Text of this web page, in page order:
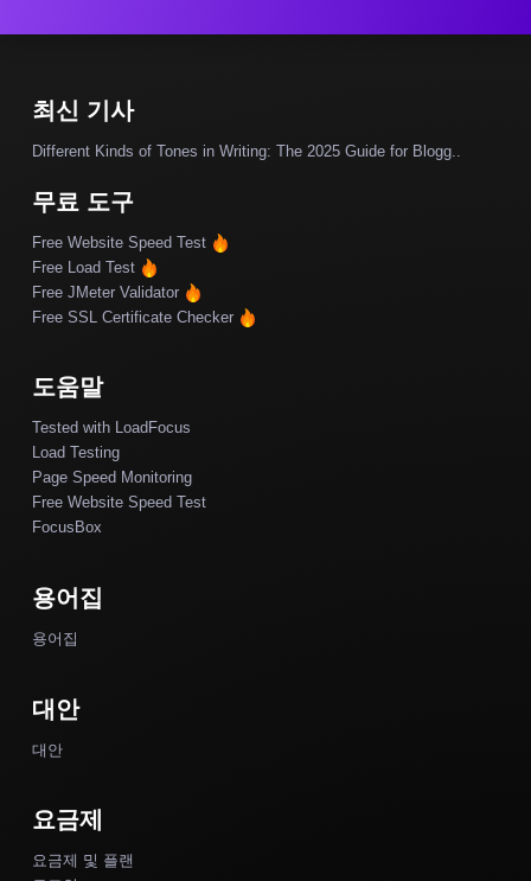
최신 기사
Different Kinds of Tones in Writing: The 2025 Guide for Blogg..
무료 도구
Free Website Speed Test
Free Load Test
Free JMeter Validator
Free SSL Certificate Checker
도움말
Tested with LoadFocus
Load Testing
Page Speed Monitoring
Free Website Speed Test
FocusBox
용어집
용어집
대안
대안
요금제
요금제 및 플랜